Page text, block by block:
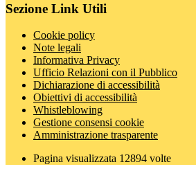
Sezione Link Utili
Cookie policy
Note legali
Informativa Privacy
Ufficio Relazioni con il Pubblico
Dichiarazione di accessibilità
Obiettivi di accessibilità
Whistleblowing
Gestione consensi cookie
Amministrazione trasparente
Pagina visualizzata 12894 volte